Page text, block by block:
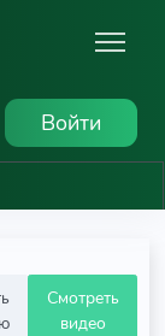
Войти
Смотреть
видео